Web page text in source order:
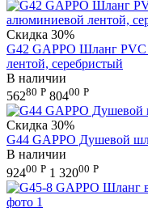
Скидка 30%
G42 GAPPO Шланг
лентой, серебристый
В наличии
56280 Р 80400 Р
Скидка 30%
G44 GAPPO Душевой
В наличии
92400 Р 1 32000 Р